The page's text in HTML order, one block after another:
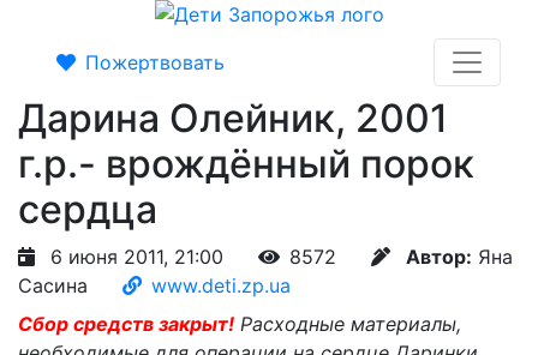
Пожертвовать
Дарина Олейник, 2001
г.р.- врождённый порок
сердца
6 июня 2011, 21:00 8572 Автор: Яна
Сасина
www.deti.zp.ua
Сбор средств закрыт! Расходные материалы,